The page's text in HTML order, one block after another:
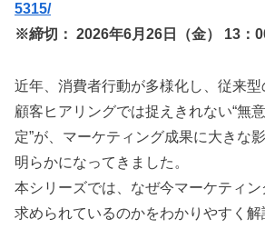
5315/
※締切： 2026年6月26日（金） 13：
近年、消費者行動が多様化し、従来
顧客ヒアリングでは捉えきれない“無
定”が、マーケティング成果に大きな
明らかになってきました。
本シリーズでは、なぜ今マーケティン
求められているのかをわかりやすく解